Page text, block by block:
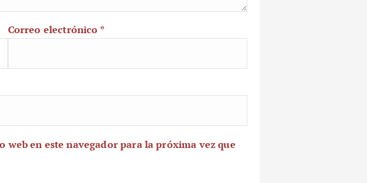
Correo electrónico *
en este navegador para la próxima vez que